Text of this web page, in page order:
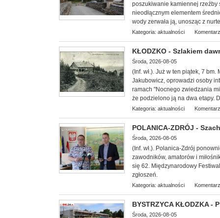
poszukiwanie kamiennej rzeźby
nieodłącznym elementem
wody zerwała ją, unosząc z
Kategoria: aktualności
KŁODZKO - Szlakiem
Środa, 2026-08-05
(Inf. wł.). Już w ten piątek, 7 bm.
Jakubowicz, oprowadzi osoby
ramach "Nocnego zwiedzania
że podzielono ją na dwa etapy.
Kategoria: aktualności
POLANICA-ZDRÓJ -
Środa, 2026-08-05
(Inf. wł.). Polanica-Zdrój
zawodników, amatorów i
się 62. Międzynarodowy
zgłoszeń.
Kategoria: aktualności
BYSTRZYCA KŁODZKA -
Środa, 2026-08-05